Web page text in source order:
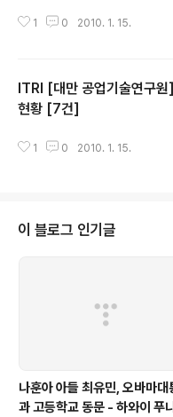
1 0 2010. 1. 15.
ITRI [대만 공업기술연구
현황 [7건]
1 0 2010. 1. 15.
이 블로그 인기글
나훈아 아들 최유민, 오바마대
과 고등학교 동문 - 하와이 푸